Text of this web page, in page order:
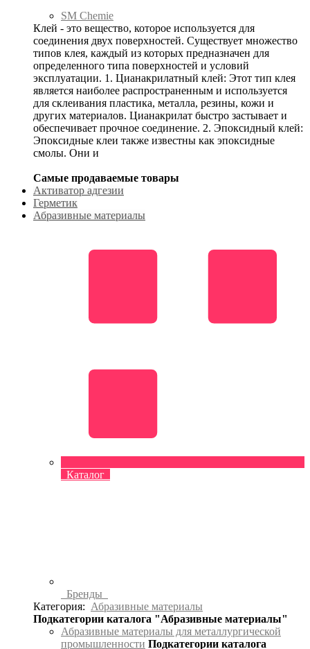
SM Chemie
Клей - это вещество, которое используется для
соединения двух поверхностей. Существует множество
типов клея, каждый из которых предназначен для
определенного типа поверхностей и условий
эксплуатации. 1. Цианакрилатный клей: Этот тип клея
является наиболее распространенным и используется
для склеивания пластика, металла, резины, кожи и
других материалов. Цианакрилат быстро застывает и
обеспечивает прочное соединение. 2. Эпоксидный клей:
Эпоксидные клеи также известны как эпоксидные
смолы. Они и
Самые продаваемые товары
Активатор адгезии
Герметик
Абразивные материалы
Каталог
Бренды
Категория: Абразивные материалы
Подкатегории каталога "Абразивные материалы"
Абразивные материалы для металлургической
промышленности Подкатегории каталога